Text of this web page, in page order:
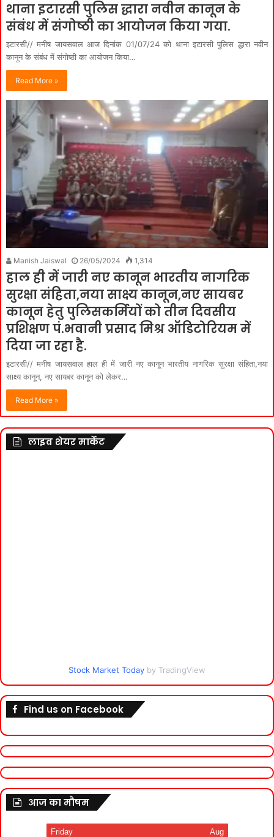
थाना इटारसी पुलिस द्धारा नवीन कानून के
संबंध में संगोष्ठी का आयोजन किया गया.
इटारसी// मनीष जायसवाल आज दिनांक 01/07/24 को थाना इटारसी पुलिस द्धारा नवीन
कानून के संबंध में संगोष्ठी का आयोजन किया…
Read More »
Manish Jaiswal 26/05/2024 1,314
हाल ही में जारी नए कानून भारतीय नागरिक
सुरक्षा संहिता,नया साक्ष्य कानून,नए सायबर
कानून हेतु पुलिसकर्मियों को तीन दिवसीय
प्रशिक्षण पं.भवानी प्रसाद मिश्र ऑडिटोरियम में
दिया जा रहा है.
इटारसी// मनीष जायसवाल हाल ही में जारी नए कानून भारतीय नागरिक सुरक्षा संहिता,नया
साक्ष्य कानून, नए सायबर कानून को लेकर…
Read More »
लाइव शेयर मार्केट
Stock Market Today by TradingView
Find us on Facebook
आज का मौषम
Friday Aug